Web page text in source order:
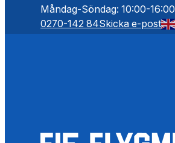
Måndag-Söndag: 10:00-16:00
0270-142 84Skicka e-post